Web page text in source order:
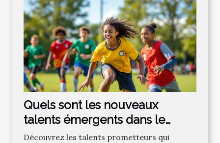
Quels sont les nouveaux
talents émergents dans le
football régional ?
Découvrez les talents prometteurs qui